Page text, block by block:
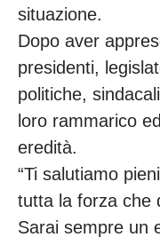
situazione.
Dopo aver
presidenti,
politiche,
loro rammarico
eredità.
“Ti salutiamo
tutta la forza che
Sarai sempre un